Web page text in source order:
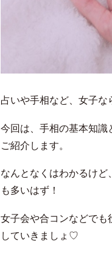
占いや手相など、女子な
今回は、手相の基本知識
ご紹介します。
なんとなくはわかるけ
も多いはず！
女子会や合コンなどでも
していきましょ♡